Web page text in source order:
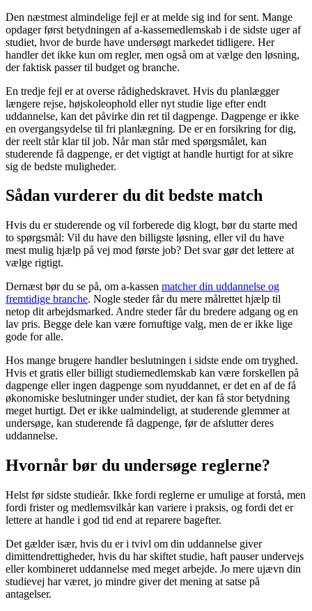
Den næstmest almindelige fejl er at melde sig ind for sent. Mange
opdager først betydningen af a-kassemedlemskab i de sidste uger af
studiet, hvor de burde have undersøgt markedet tidligere. Her
handler det ikke kun om regler, men også om at vælge den løsning,
der faktisk passer til budget og branche.
En tredje fejl er at overse rådighedskravet. Hvis du planlægger
længere rejse, højskoleophold eller nyt studie lige efter endt
uddannelse, kan det påvirke din ret til dagpenge. Dagpenge er ikke
en overgangsydelse til fri planlægning. De er en forsikring for dig,
der reelt står klar til job. Når man står med spørgsmålet, kan
studerende få dagpenge, er det vigtigt at handle hurtigt for at sikre
sig de bedste muligheder.
Sådan vurderer du dit bedste match
Hvis du er studerende og vil forberede dig klogt, bør du starte med
to spørgsmål: Vil du have den billigste løsning, eller vil du have
mest mulig hjælp på vej mod første job? Det svar gør det lettere at
vælge rigtigt.
Dernæst bør du se på, om a-kassen matcher din uddannelse og
fremtidige branche. Nogle steder får du mere målrettet hjælp til
netop dit arbejdsmarked. Andre steder får du bredere adgang og en
lav pris. Begge dele kan være fornuftige valg, men de er ikke lige
gode for alle.
Hos mange brugere handler beslutningen i sidste ende om tryghed.
Hvis et gratis eller billigt studiemedlemskab kan være forskellen på
dagpenge eller ingen dagpenge som nyuddannet, er det en af de få
økonomiske beslutninger under studiet, der kan få stor betydning
meget hurtigt. Det er ikke ualmindeligt, at studerende glemmer at
undersøge, kan studerende få dagpenge, før de afslutter deres
uddannelse.
Hvornår bør du undersøge reglerne?
Helst før sidste studieår. Ikke fordi reglerne er umulige at forstå, men
fordi frister og medlemsvilkår kan variere i praksis, og fordi det er
lettere at handle i god tid end at reparere bagefter.
Det gælder især, hvis du er i tvivl om din uddannelse giver
dimittendrettigheder, hvis du har skiftet studie, haft pauser undervejs
eller kombineret uddannelse med meget arbejde. Jo mere ujævn din
studievej har været, jo mindre giver det mening at satse på
antagelser.